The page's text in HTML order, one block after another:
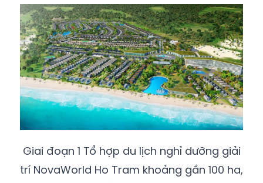
Giai đoạn 1 Tổ hợp du lịch nghỉ dưỡng giải
trí NovaWorld Ho Tram khoảng gần 100 ha,